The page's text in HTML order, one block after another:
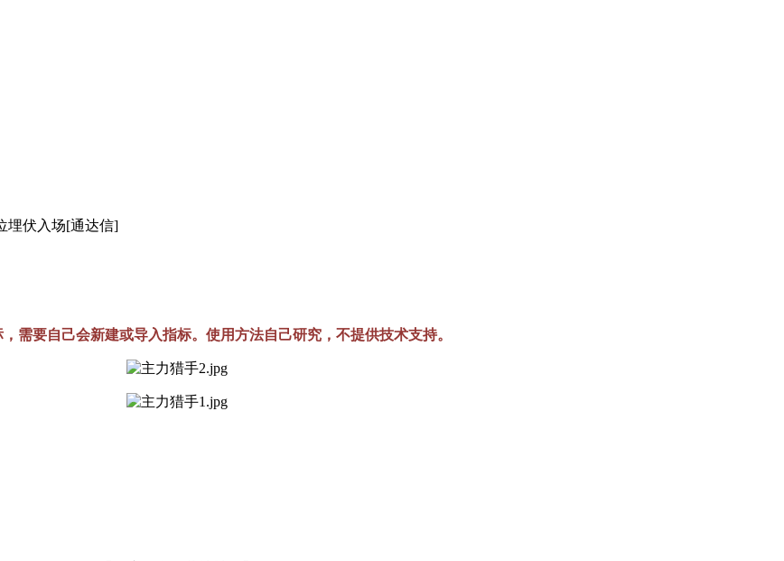
埋伏入场[通达信]
需要自己会新建或导入指标。使用方法自己研究，不提供技术支持。